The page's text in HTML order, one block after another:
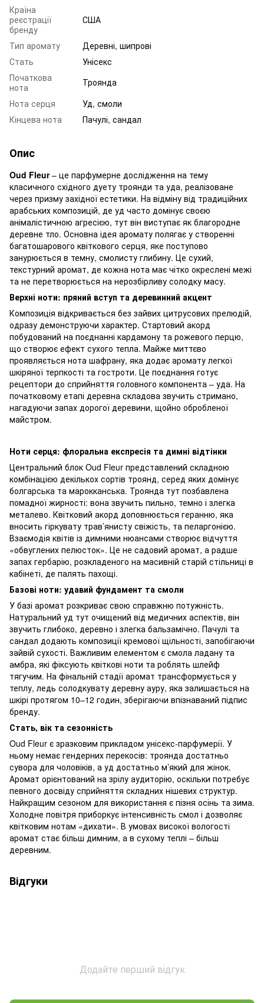
Країна
реєстрації
бренду
США
Тип аромату
Деревні, шипрові
Стать
Унісекс
Початкова
нота
Троянда
Нота серця
Уд, смоли
Кінцева нота
Пачулі, сандал
Опис
Oud Fleur– це парфумерне дослідження на тему
класичного східного дуету троянди та уда, реалізоване
через призму західної естетики. На відміну від традиційних
арабських композицій, де уд часто домінує своєю
анімалістичною агресією, тут він виступає як благородне
деревне тло. Основна ідея аромату полягає у створенні
багатошарового квіткового серця, яке поступово
занурюється в темну, смолисту глибину. Це сухий,
текстурний аромат, де кожна нота має чітко окреслені межі
та не перетворюється на нерозбірливу солодку масу.
Верхні ноти: пряний вступ та деревинний акцент
Композиція відкривається без зайвих цитрусових прелюдій,
одразу демонструючи характер. Стартовий акорд
побудований на поєднанні кардамону та рожевого перцю,
що створює ефект сухого тепла. Майже миттєво
проявляється нота шафрану, яка додає аромату легкої
шкіряної терпкості та гостроти. Це поєднання готує
рецептори до сприйняття головного компонента – уда. На
початковому етапі деревна складова звучить стримано,
нагадуючи запах дорогої деревини, щойно обробленої
майстром.
Ноти серця: флоральна експресія та димні відтінки
Центральний блок Oud Fleur представлений складною
комбінацією декількох сортів троянд, серед яких домінує
болгарська та марокканська. Троянда тут позбавлена
помадної жирності: вона звучить пильно, темно і злегка
металево. Квітковий акорд доповнюється геранню, яка
вносить гіркувату трав’янисту свіжість, та пеларгонією.
Взаємодія квітів із димними нюансами створює відчуття
«обвуглених пелюсток». Це не садовий аромат, а радше
запах гербарію, розкладеного на масивній старій стільниці в
кабінеті, де палять пахощі.
Базові ноти: удавий фундамент та смоли
У базі аромат розкриває свою справжню потужність.
Натуральний уд тут очищений від медичних аспектів, він
звучить глибоко, деревно і злегка бальзамічно. Пачулі та
сандал додають композиції кремової щільності, запобігаючи
зайвій сухості. Важливим елементом є смола ладану та
амбра, які фіксують квіткові ноти та роблять шлейф
тягучим. На фінальній стадії аромат трансформується у
теплу, ледь солодкувату деревну ауру, яка залишається на
шкірі протягом 10–12 годин, зберігаючи впізнаваний підпис
бренду.
Стать, вік та сезонність
Oud Fleur є зразковим прикладом унісекс-парфумерії. У
ньому немає гендерних перекосів: троянда достатньо
сувора для чоловіків, а уд достатньо м’який для жінок.
Аромат орієнтований на зрілу аудиторію, оскільки потребує
певного досвіду сприйняття складних нішевих структур.
Найкращим сезоном для використання є пізня осінь та зима.
Холодне повітря приборкує інтенсивність смол і дозволяє
квітковим нотам «дихати». В умовах високої вологості
аромат стає більш димним, а в сухому теплі – більш
деревним.
Відгуки
Додайте перший відгук